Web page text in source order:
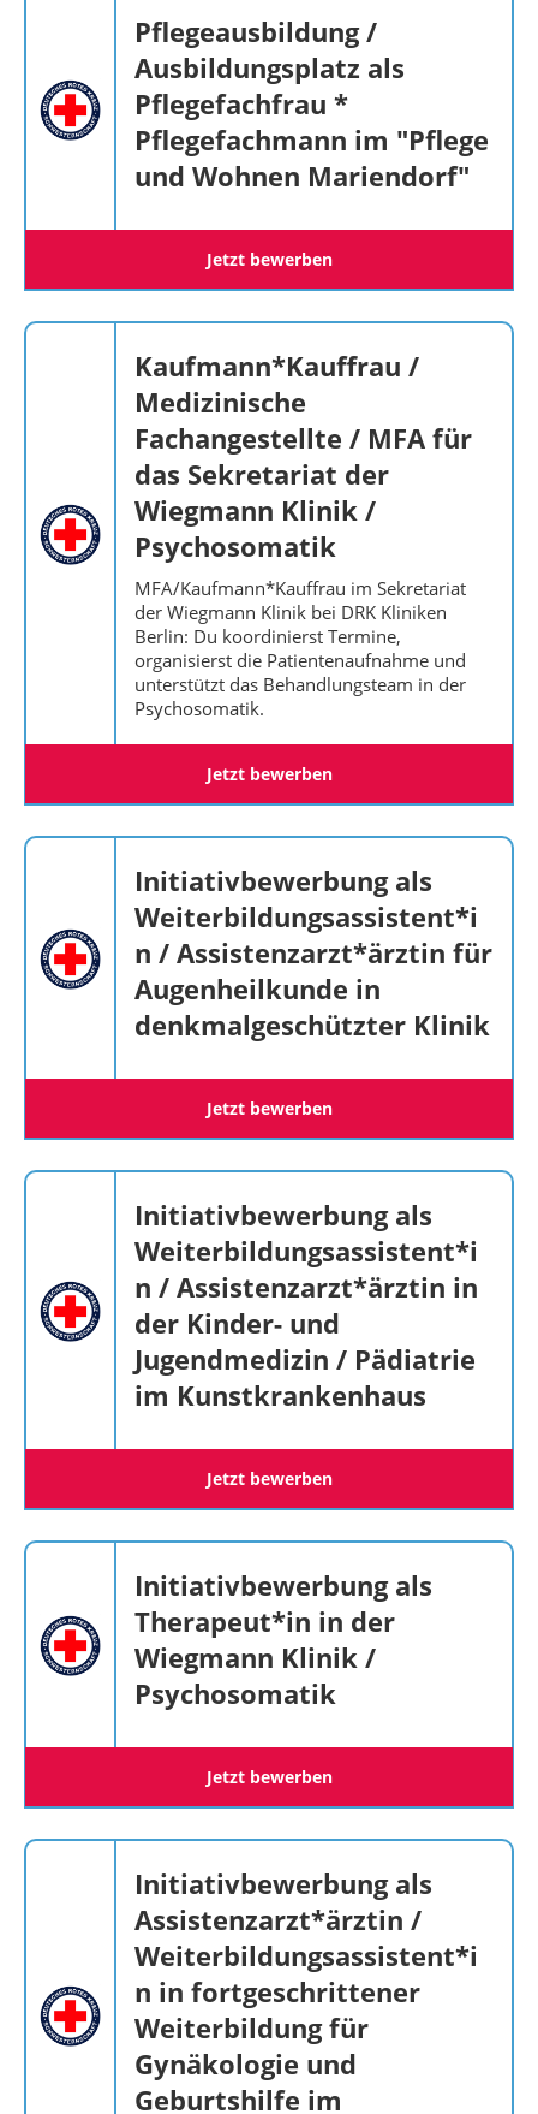
Pflegeausbildung /
Ausbildungsplatz als
Pflegefachfrau *
Pflegefachmann im "Pflege
und Wohnen Mariendorf"
Jetzt bewerben
Kaufmann*Kauffrau /
Medizinische
Fachangestellte / MFA für
das Sekretariat der
Wiegmann Klinik /
Psychosomatik
MFA/Kaufmann*Kauffrau im Sekretariat
der Wiegmann Klinik bei DRK Kliniken
Berlin: Du koordinierst Termine,
organisierst die Patientenaufnahme und
unterstützt das Behandlungsteam in der
Psychosomatik.
Jetzt bewerben
Initiativbewerbung als
Weiterbildungsassistent*i
n / Assistenzarzt*ärztin für
Augenheilkunde in
denkmalgeschützter Klinik
Jetzt bewerben
Initiativbewerbung als
Weiterbildungsassistent*i
n / Assistenzarzt*ärztin in
der Kinder- und
Jugendmedizin / Pädiatrie
im Kunstkrankenhaus
Jetzt bewerben
Initiativbewerbung als
Therapeut*in in der
Wiegmann Klinik /
Psychosomatik
Jetzt bewerben
Initiativbewerbung als
Assistenzarzt*ärztin /
Weiterbildungsassistent*i
n in fortgeschrittener
Weiterbildung für
Gynäkologie und
Geburtshilfe im